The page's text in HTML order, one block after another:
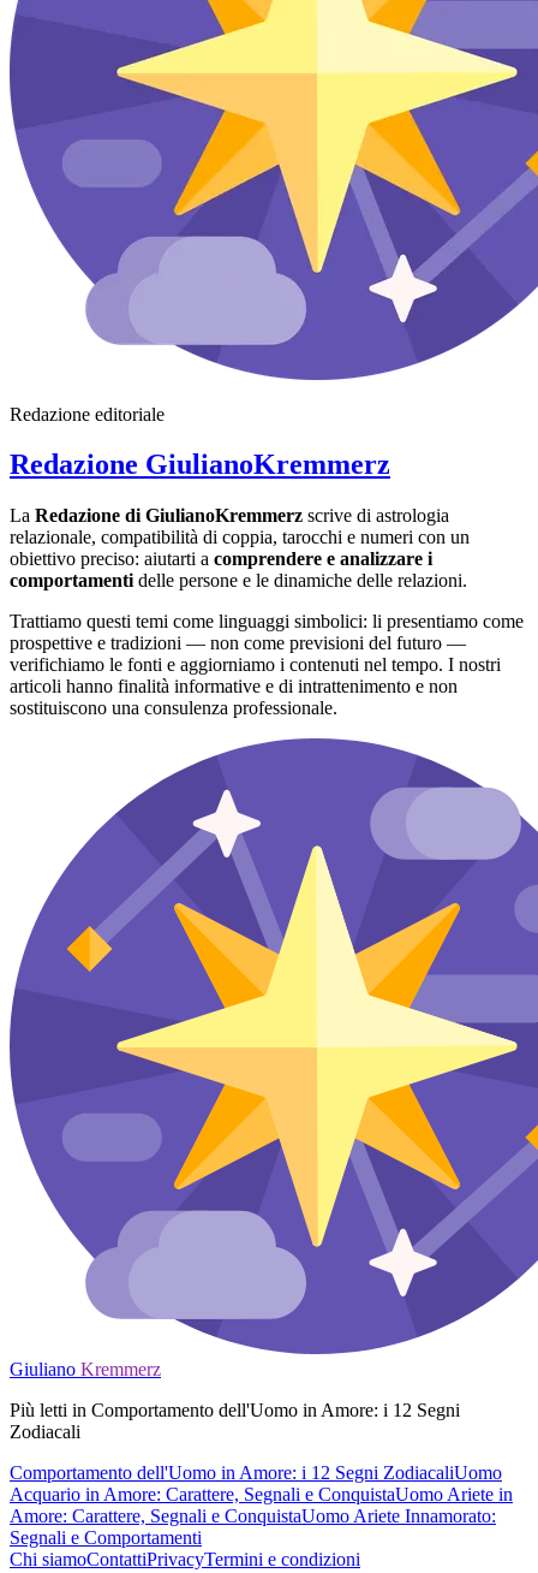
Redazione editoriale
Redazione GiulianoKremmerz
La Redazione di GiulianoKremmerz scrive di astrologia
relazionale, compatibilità di coppia, tarocchi e numeri con un
obiettivo preciso: aiutarti a comprendere e analizzare i
comportamenti delle persone e le dinamiche delle relazioni.
Trattiamo questi temi come linguaggi simbolici: li presentiamo come
prospettive e tradizioni — non come previsioni del futuro —
verifichiamo le fonti e aggiorniamo i contenuti nel tempo. I nostri
articoli hanno finalità informative e di intrattenimento e non
sostituiscono una consulenza professionale.
Giuliano Kremmerz
Più letti in Comportamento dell'Uomo in Amore: i 12 Segni
Zodiacali
Comportamento dell'Uomo in Amore: i 12 Segni ZodiacaliUomo
Acquario in Amore: Carattere, Segnali e ConquistaUomo Ariete in
Amore: Carattere, Segnali e ConquistaUomo Ariete Innamorato:
Segnali e Comportamenti
Chi siamoContattiPrivacyTermini e condizioni